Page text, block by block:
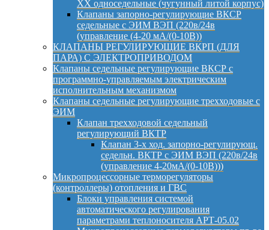
ХХ односедельные (чугунный литой корпус)
Клапаны запорно-регулирующие ВКСР
седельные с ЭИМ ВЭП (220в/24в
(управление (4-20 мА/(0-10В))
КЛАПАНЫ РЕГУЛИРУЮЩИЕ ВКРП (ДЛЯ
ПАРА) С ЭЛЕКТРОПРИВОДОМ
Клапаны седельные регулирующие ВКСР с
программно-управляемым электрическим
исполнительным механизмом
Клапаны седельные регулирующие трехходовые с
ЭИМ
Клапан трехходовой седельный
регулирующий ВКТР
Клапан 3-х ход. запорно-регулирующ.
седельн. ВКТР с ЭИМ ВЭП (220в/24в
(управление 4-20мА/(0-10В)))
Микропроцессорные терморегуляторы
(контроллеры) отопления и ГВС
Блоки управления системой
автоматического регулирования
параметрами теплоносителя АРТ-05.02